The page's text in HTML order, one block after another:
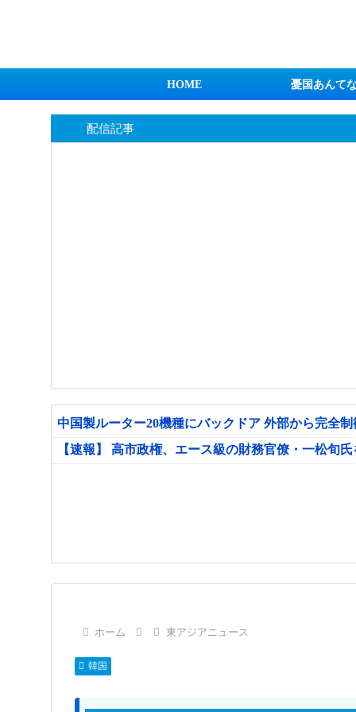
HOME 憂国あんて
配信記事
中国製ルーター20機種にバックドア 外部から完全
【速報】 高市政権、エース級の財務官僚・一松旬
ホーム 東アジアニュース
韓国